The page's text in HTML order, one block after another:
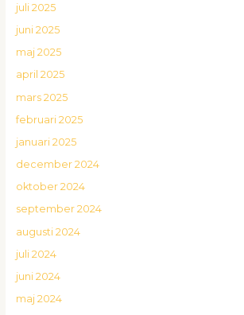
juli 2025
juni 2025
maj 2025
april 2025
mars 2025
februari 2025
januari 2025
december 2024
oktober 2024
september 2024
augusti 2024
juli 2024
juni 2024
maj 2024